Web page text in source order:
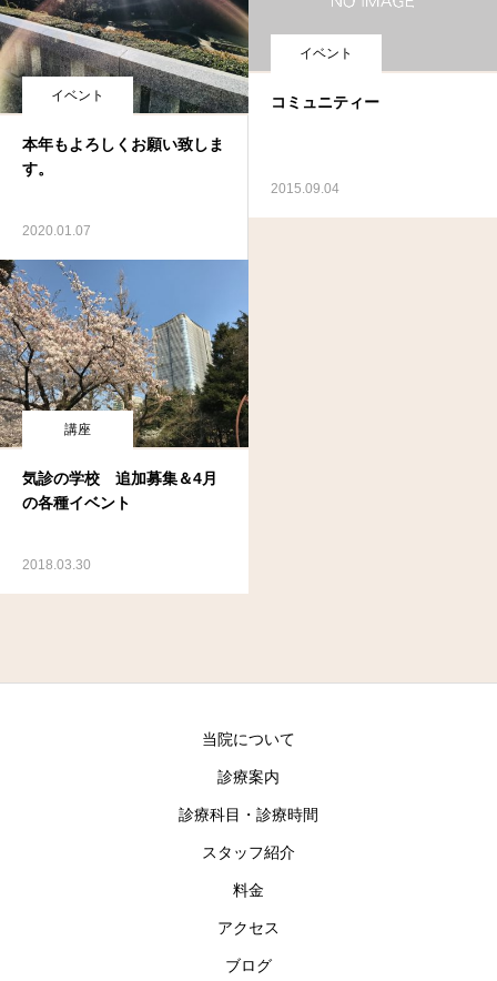
イベント
本年もよろしくお願い致しま
す。
2020.01.07
イベント
コミュニティー
2015.09.04
講座
気診の学校 追加募集＆4月
の各種イベント
2018.03.30
当院について
診療案内
診療科目・診療時間
スタッフ紹介
料金
アクセス
ブログ